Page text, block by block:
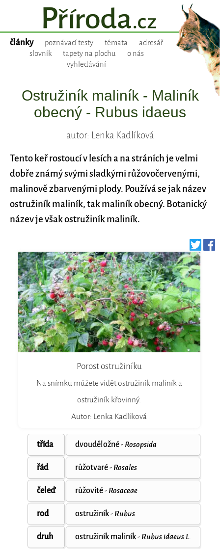
články poznávací testy témata
adresář
slovník
tapety na plochu
o nás
vyhledávání
Ostružiník maliník - Maliník
obecný - Rubus idaeus
autor: Lenka Kadlíková
Tento keř rostoucí v lesích a na stráních je velmi
dobře známý svými sladkými růžovočervenými,
malinově zbarvenými plody. Používá se jak název
ostružiník maliník, tak maliník obecný. Botanický
název je však ostružiník maliník.
Porost ostružiníku
Na snímku můžete vidět ostružiník maliník a
ostružiník křovinný.
Autor: Lenka Kadlíková
třída dvouděložné - Rosopsida
řád růžotvaré - Rosales
čeleď růžovité - Rosaceae
rod ostružiník - Rubus
druh ostružiník maliník - Rubus idaeus L.